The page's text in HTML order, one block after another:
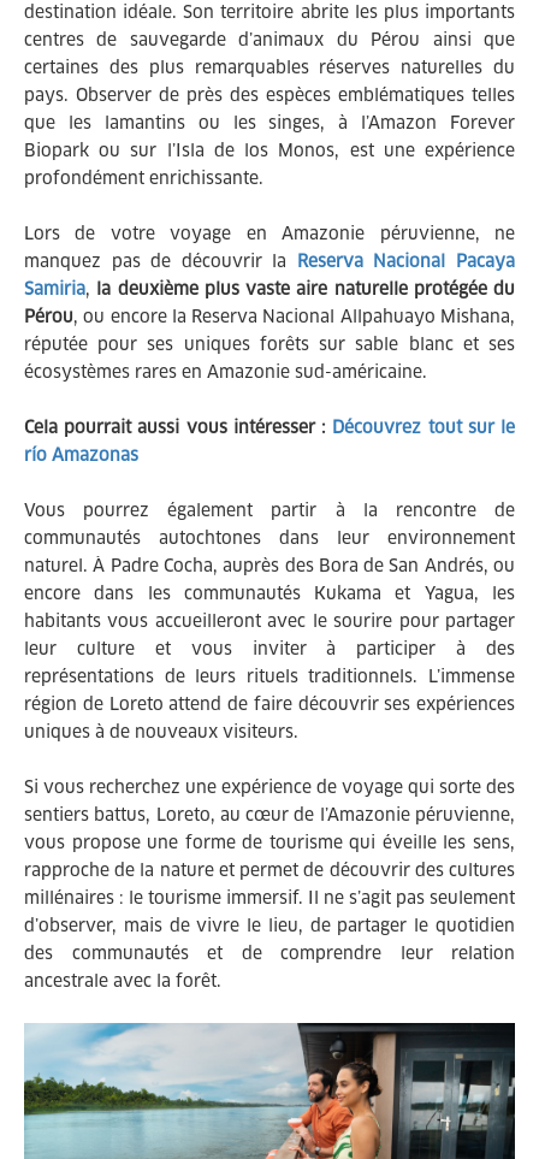
destination idéale. Son territoire abrite les plus importants
centres de sauvegarde d’animaux du Pérou ainsi que
certaines des plus remarquables réserves naturelles du
pays. Observer de près des espèces emblématiques telles
que les lamantins ou les singes, à l’Amazon Forever
Biopark ou sur l’Isla de los Monos, est une expérience
profondément enrichissante.
Lors de votre voyage en Amazonie péruvienne, ne
manquez pas de découvrir la Reserva Nacional Pacaya
Samiria, la deuxième plus vaste aire naturelle protégée du
Pérou, ou encore la Reserva Nacional Allpahuayo Mishana,
réputée pour ses uniques forêts sur sable blanc et ses
écosystèmes rares en Amazonie sud-américaine.
Cela pourrait aussi vous intéresser : Découvrez tout sur le
río Amazonas
Vous pourrez également partir à la rencontre de
communautés autochtones dans leur environnement
naturel. À Padre Cocha, auprès des Bora de San Andrés, ou
encore dans les communautés Kukama et Yagua, les
habitants vous accueilleront avec le sourire pour partager
leur culture et vous inviter à participer à des
représentations de leurs rituels traditionnels. L’immense
région de Loreto attend de faire découvrir ses expériences
uniques à de nouveaux visiteurs.
Si vous recherchez une expérience de voyage qui sorte des
sentiers battus, Loreto, au cœur de l’Amazonie péruvienne,
vous propose une forme de tourisme qui éveille les sens,
rapproche de la nature et permet de découvrir des cultures
millénaires : le tourisme immersif. Il ne s’agit pas seulement
d’observer, mais de vivre le lieu, de partager le quotidien
des communautés et de comprendre leur relation
ancestrale avec la forêt.